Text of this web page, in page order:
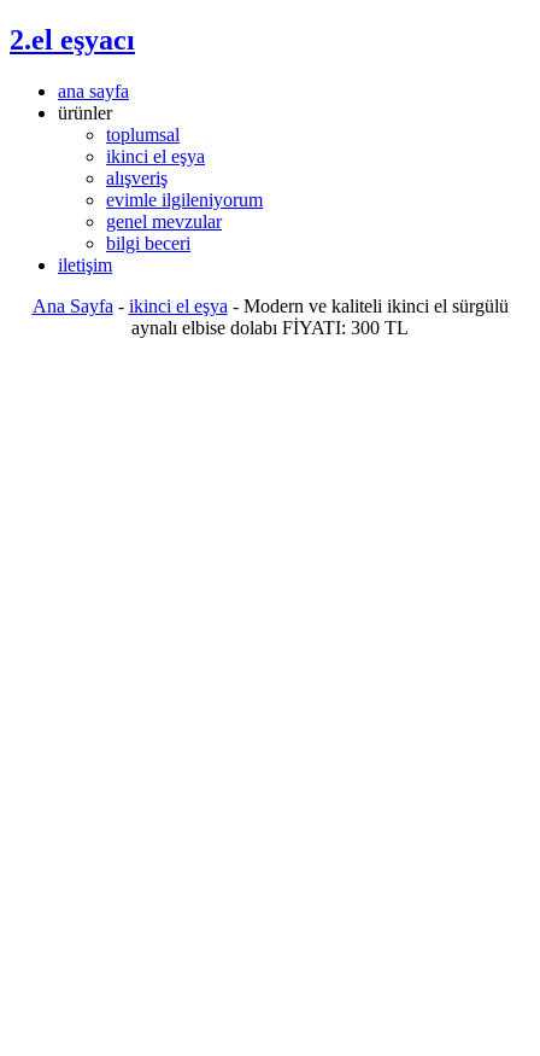
2.el eşyacı
ana sayfa
ürünler
toplumsal
ikinci el eşya
alışveriş
evimle ilgileniyorum
genel mevzular
bilgi beceri
iletişim
Ana Sayfa - ikinci el eşya - Modern ve kaliteli ikinci el sürgülü
aynalı elbise dolabı FİYATI: 300 TL